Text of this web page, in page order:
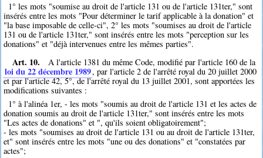
1° les mots "soumise au droit de l'article 131 ou de l'article 131ter," sont
insérés entre les mots "Pour déterminer le tarif applicable à la donation" et
"la base imposable de celle-ci", 2° les mots "soumises au droit de l'article
131 ou de l'article 131ter," sont insérés entre les mots "perception sur les
donations" et "déjà intervenues entre les mêmes parties".
Art. 10. A l'article 1381 du même Code, modifié par l'article 160 de la
loi du 22 décembre 1989, par l'article 2 de l'arrêté royal du 20 juillet 2000
et par l'article 42, 5°, de l'arrêté royal du 13 juillet 2001, sont apportées les
modifications suivantes :
1° à l'alinéa 1er, - les mots "soumis au droit de l'article 131 et les actes de
donation soumis au droit de l'article 131ter," sont insérés entre les mots
"Les actes de donations" et ", qu'ils soient obligatoirement";
- les mots "soumises au droit de l'article 131 ou au droit de l'article 131ter,
et" sont insérés entre les mots "une ou des donations" et "constatées par
actes";